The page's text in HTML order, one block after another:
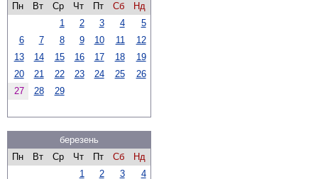
Пн
Вт Ср Чт Пт Сб
Нд
1
2 3 4
5
6
7 8 9 10 11
12
13
14 15 16 17 18
19
20
21 22 23 24 25
26
27
28 29
березень
Пн
Вт Ср Чт Пт Сб
Нд
1
2 3
4